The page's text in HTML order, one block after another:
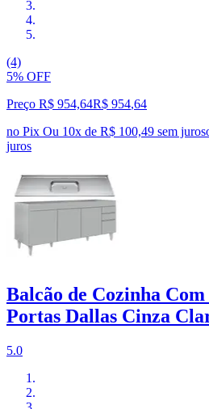
(4)
5% OFF
Preço R$ 954,64R$ 954,64
no Pix Ou 10x de R$ 100,49 sem juros
juros
Balcão de Cozinha
Portas Dallas Cinza
5.0